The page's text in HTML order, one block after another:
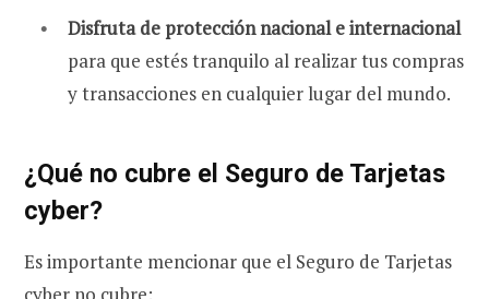
Disfruta de protección nacional e internacional
para que estés tranquilo al realizar tus compras
y transacciones en cualquier lugar del mundo.
¿Qué no cubre el Seguro de Tarjetas
cyber?
Es importante mencionar que el Seguro de Tarjetas
cyber no cubre: